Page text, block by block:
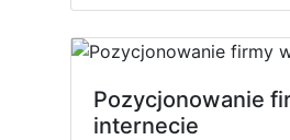
Pozycjonowanie
internecie